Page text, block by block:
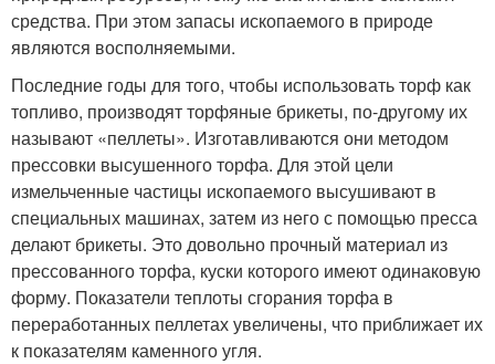
средства. При этом запасы ископаемого в природе
являются восполняемыми.
Последние годы для того, чтобы использовать торф как
топливо, производят торфяные брикеты, по-другому их
называют «пеллеты». Изготавливаются они методом
прессовки высушенного торфа. Для этой цели
измельченные частицы ископаемого высушивают в
специальных машинах, затем из него с помощью пресса
делают брикеты. Это довольно прочный материал из
прессованного торфа, куски которого имеют одинаковую
форму. Показатели теплоты сгорания торфа в
переработанных пеллетах увеличены, что приближает их
к показателям каменного угля.